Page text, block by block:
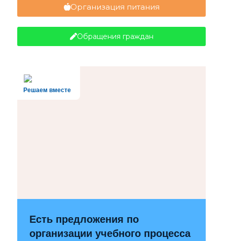
Организация питания
Обращения граждан
Решаем вместе
Есть предложения по
организации учебного процесса